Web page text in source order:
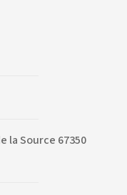
la Source 67350